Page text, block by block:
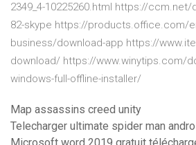
2349_4-10225260.html https://
82-skype https://products.office.com/
business/download-app https://
download/ https://www.winytips.com/
windows-full-offline-installer/
Map assassins creed unity
Telecharger ultimate spider man